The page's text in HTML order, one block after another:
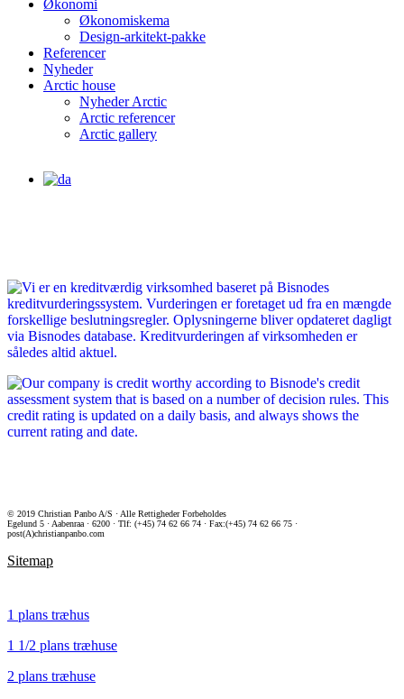
Økonomi
Økonomiskema
Design-arkitekt-pakke
Referencer
Nyheder
Arctic house
Nyheder Arctic
Arctic referencer
Arctic gallery
© 2019 Christian Panbo A/S · Alle Rettigheder Forbeholdes
Egelund 5 · Aabenraa · 6200 · Tlf: (+45) 74 62 66 74 · Fax:(+45) 74 62 66 75 ·
post(A)christianpanbo.com
Sitemap
1 plans træhus
1 1/2 plans træhuse
2 plans træhuse